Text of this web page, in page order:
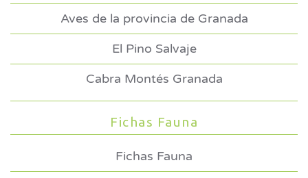
Aves de la provincia de Granada
El Pino Salvaje
Cabra Montés Granada
Fichas Fauna
Fichas Fauna